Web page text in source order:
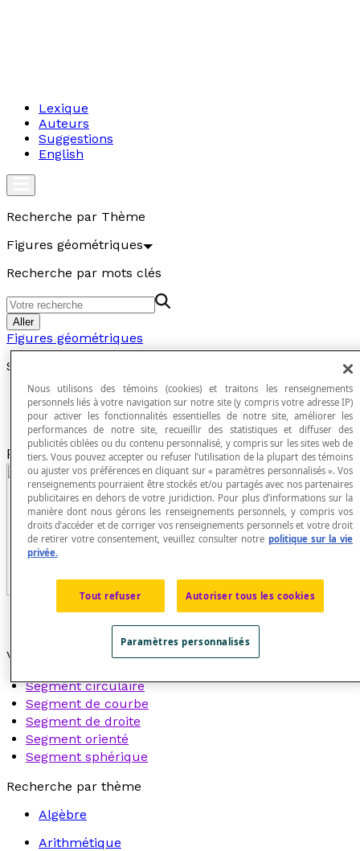
Lexique
Auteurs
Suggestions
English
Recherche par Thème
Figures géométriques
Recherche par mots clés
Aller
Figures géométriques
Segment
Portion limitée de certainesfigures géométriques.
Voir aussi :
Segment circulaire
Segment de courbe
Segment de droite
Segment orienté
Segment sphérique
Recherche par thème
Algèbre
Arithmétique
Nous utilisons des témoins (cookies) et traitons les renseignements
personnels liés à votre navigation sur notre site (y compris votre adresse IP)
pour activer les fonctionnalités essentielles de notre site, améliorer les
performances de notre site, recueillir des statistiques et diffuser des
publicités ciblées ou du contenu personnalisé, y compris sur les sites web de
tiers. Vous pouvez accepter ou refuser l’utilisation de la plupart des témoins
ou ajuster vos préférences en cliquant sur « paramètres personnalisés ». Vos
renseignements pourraient être stockés et/ou partagés avec nos partenaires
publicitaires en dehors de votre juridiction. Pour plus d’informations sur la
manière dont nous gérons les renseignements personnels, y compris vos
droits d’accéder et de corriger vos renseignements personnels et votre droit
de retirer votre consentement, veuillez consulter notre politique sur la vie
privée.
Tout refuser Autoriser tous les cookies
Paramètres personnalisés